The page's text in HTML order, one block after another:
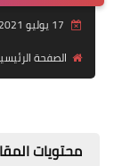
الصفحة
محتويات